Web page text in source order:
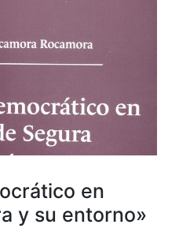
en
y su entorno»